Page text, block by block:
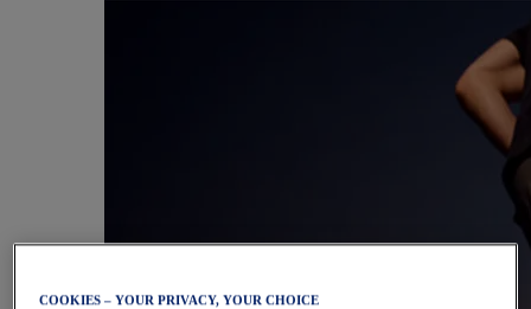
COOKIES – YOUR PRIVACY, YOUR CHOICE